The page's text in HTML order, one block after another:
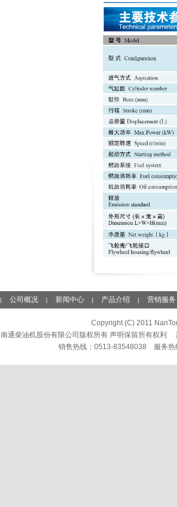
| 公司概况 | 新闻中心 | 产品介绍 | 营销服务
Copyright (C) 2011
南通柴油机股份有限公司版权所有 声明保留所有权利
销售热线：0513-83548038 服务热